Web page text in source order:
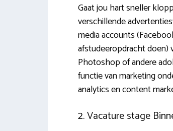
Gaat jou hart sneller
verschillende
media accounts
afstudeeropdracht doen)
Photoshop of andere
functie van marketing
analytics en content
2. Vacature stage